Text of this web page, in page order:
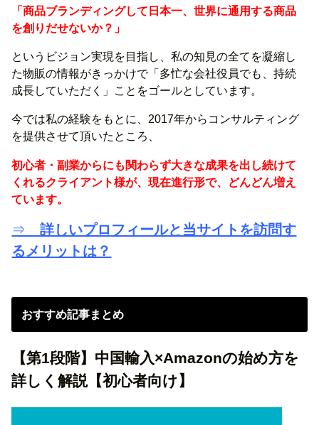
「商品ブランディングして日本一、世界に通用する商品
を創りだせないか？」
というビジョン実現を目指し、私の知見の全てを凝縮し
た物販の情報がきっかけで「多忙な会社役員でも、持続
成長していただく」ことをゴールとしています。
今では私の経験をもとに、2017年からコンサルティング
を提供させて頂いたところ、
初心者・副業からにも関わらず大きな成果を出し続けて
くれるクライアント様が、現在進行形で、どんどん増え
ています。
⇒詳しいプロフィールと当サイトを訪問す
るメリットは？
おすすめ記事まとめ
【第1段階】中国輸入×Amazonの始め方を
詳しく解説【初心者向け】